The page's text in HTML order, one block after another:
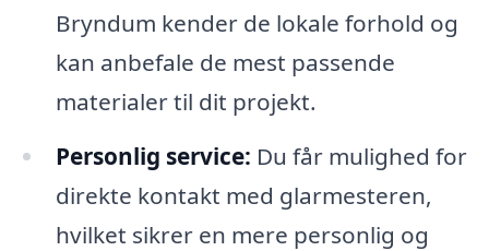
Bryndum kender de lokale forhold og
kan anbefale de mest passende
materialer til dit projekt.
Personlig service: Du får mulighed for
direkte kontakt med glarmesteren,
hvilket sikrer en mere personlig og